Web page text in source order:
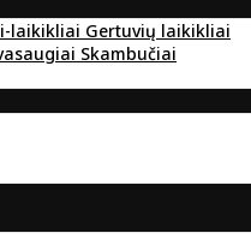
laikikliai Gertuvių laikikliai
Skambučiai